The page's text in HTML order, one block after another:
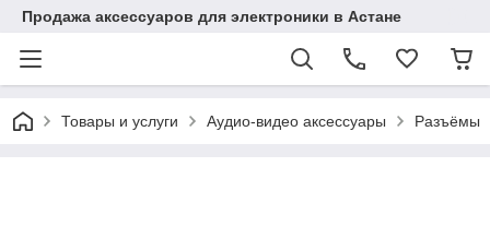
Продажа аксессуаров для электроники в Астане
Товары и услуги Аудио-видео аксессуары Разъёмы